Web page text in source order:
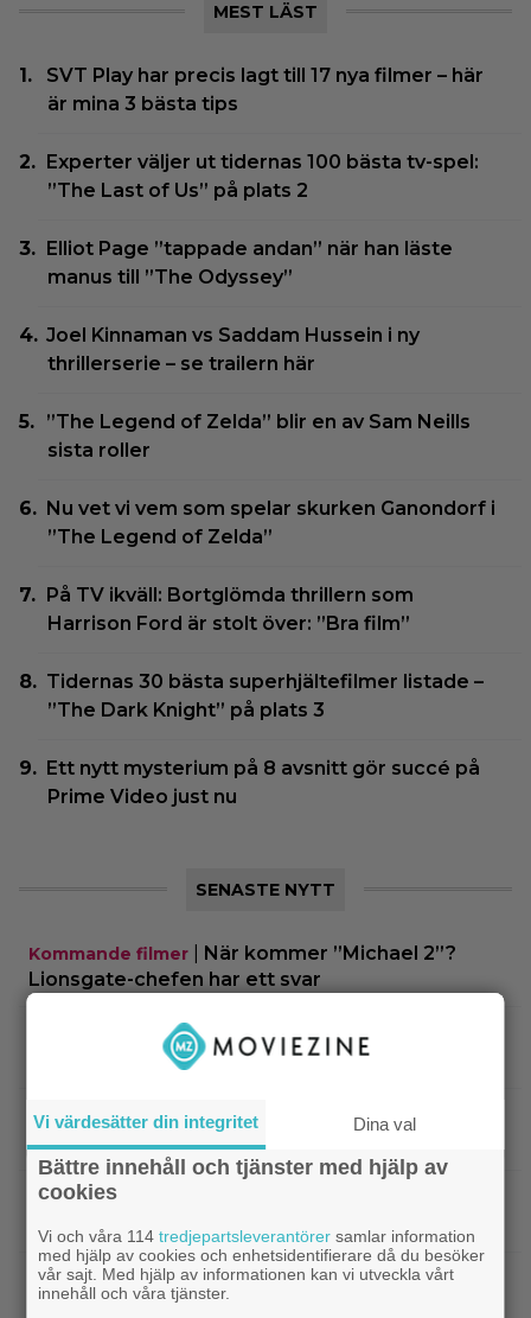
MEST LÄST
SVT Play har precis lagt till 17 nya filmer – här
är mina 3 bästa tips
Experter väljer ut tidernas 100 bästa tv-spel:
”The Last of Us” på plats 2
Elliot Page ”tappade andan” när han läste
manus till ”The Odyssey”
Joel Kinnaman vs Saddam Hussein i ny
thrillerserie – se trailern här
”The Legend of Zelda” blir en av Sam Neills
sista roller
Nu vet vi vem som spelar skurken Ganondorf i
”The Legend of Zelda”
På TV ikväll: Bortglömda thrillern som
Harrison Ford är stolt över: ”Bra film”
Tidernas 30 bästa superhjältefilmer listade –
”The Dark Knight” på plats 3
Ett nytt mysterium på 8 avsnitt gör succé på
Prime Video just nu
SENASTE NYTT
Kommande filmer
När kommer ”Michael 2”?
Lionsgate-chefen har ett svar
Kommande filmer|Adam Sandler återförenar
gänget i ”Grown Ups 3” – delar en första bild
Kändisar|Minnie Driver skadad i otäck bilolycka:
”Tacksam att jag lever”
Netflix|Något är väldigt fel i ”Den hemliga
kvinnan” – danska Netflix-thrillern visar upp sig
Jurassic World|Regissören flyr nästa ”Jurassic
World”-film – jakten på ersättare igång
Vi värdesätter din integritet Dina val
Bättre innehåll och tjänster med hjälp av
cookies
Vi och våra 114tredjepartsleverantörer samlar information
med hjälp av cookies och enhetsidentifierare då du besöker
vår sajt. Med hjälp av informationen kan vi utveckla vårt
innehåll och våra tjänster.